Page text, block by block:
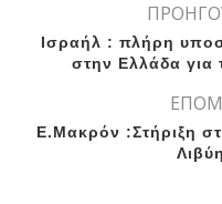
Ισραήλ : πλήρη
στην Ελλάδα για
Ε.Μακρόν :Στήριξη